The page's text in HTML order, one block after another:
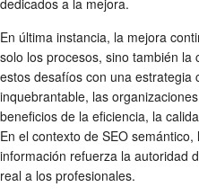
En última instancia, la mejora
solo los procesos, sino también
estos desafíos con una estrategia
inquebrantable, las
beneficios de la eficiencia, la
En el contexto de SEO
información refuerza la autoridad
real a los profesionales.